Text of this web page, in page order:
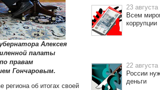
Алексея
палаты
правам
Гончаровым.
об итогах своей
23 августа
Всем
коррупции
22 августа
России
деньги